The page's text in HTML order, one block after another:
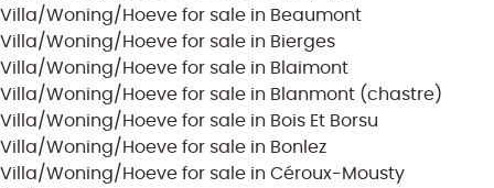
Search
Villa/Woning/Hoeve for sale in Beaumont
Villa/Woning/Hoeve for sale in Bierges
Villa/Woning/Hoeve for sale in Blaimont
Villa/Woning/Hoeve for sale in Blanmont (chastre)
Villa/Woning/Hoeve for sale in Bois Et Borsu
Villa/Woning/Hoeve for sale in Bonlez
Villa/Woning/Hoeve for sale in Céroux-Mousty